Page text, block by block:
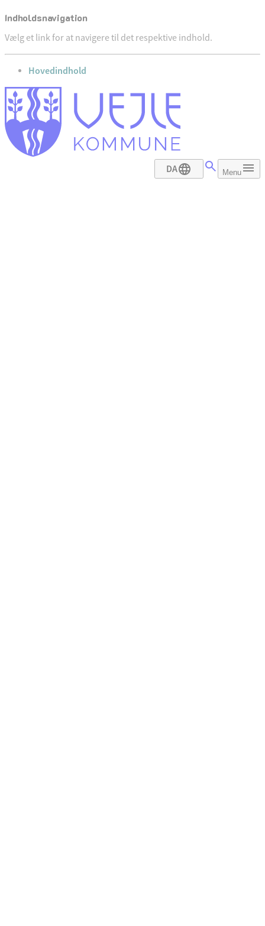
Indholdsnavigation
Vælg et link for at navigere til det respektive indhold.
gå til
Hovedindhold
DA Menu